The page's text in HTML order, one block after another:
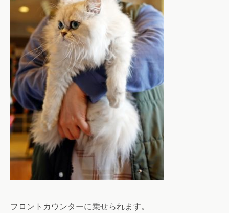
フロントカウンターに乗せられます。